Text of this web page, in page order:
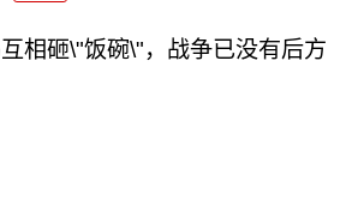
相砸\"饭碗\"，战争已没有后方